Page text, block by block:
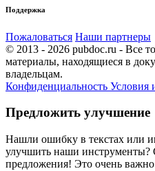
Поддержка
Пожаловаться Наши партнеры
© 2013 - 2026 pubdoc.ru - Все
материалы, находящиеся в
владельцам.
Конфиденциальность Условия
Предложить улучшение
Нашли ошибку в текстах или
улучшить наши инструменты?
предложения! Это очень важно